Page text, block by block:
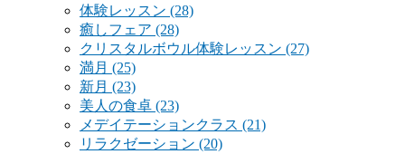
体験レッスン (28)
癒しフェア (28)
クリスタルボウル体験レッスン (27)
満月 (25)
新月 (23)
美人の食卓 (23)
メデイテーションクラス (21)
リラクゼーション (20)